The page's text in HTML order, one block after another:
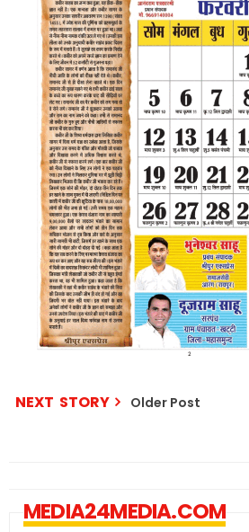
NEXT STORY Older Post
MEDIA24MEDIA.COM